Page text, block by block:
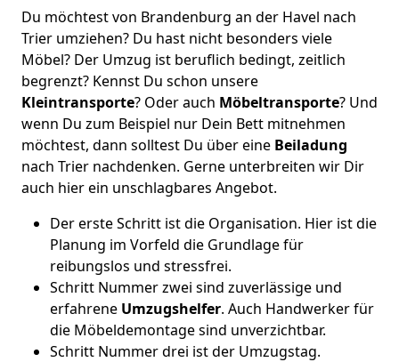
Du möchtest von Brandenburg an der Havel nach
Trier umziehen? Du hast nicht besonders viele
Möbel? Der Umzug ist beruflich bedingt, zeitlich
begrenzt? Kennst Du schon unsere
Kleintransporte? Oder auch Möbeltransporte? Und
wenn Du zum Beispiel nur Dein Bett mitnehmen
möchtest, dann solltest Du über eine Beiladung
nach Trier nachdenken. Gerne unterbreiten wir Dir
auch hier ein unschlagbares Angebot.
Der erste Schritt ist die Organisation. Hier ist die
Planung im Vorfeld die Grundlage für
reibungslos und stressfrei.
Schritt Nummer zwei sind zuverlässige und
erfahrene Umzugshelfer. Auch Handwerker für
die Möbeldemontage sind unverzichtbar.
Schritt Nummer drei ist der Umzugstag.